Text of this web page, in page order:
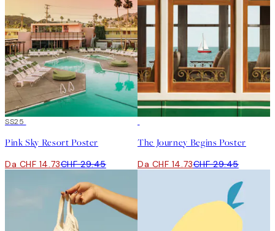
50%*
SS25
Pink Sky Resort Poster
Da CHF 14.73CHF 29.45
The Journey Begins Poster
Da CHF 14.73CHF 29.45